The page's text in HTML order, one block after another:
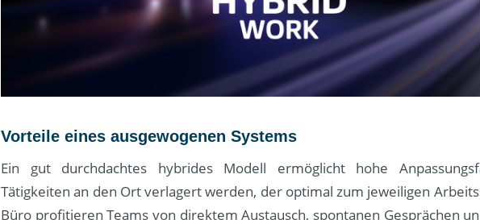
Vorteile eines ausgewogenen Systems
Ein gut durchdachtes hybrides Modell ermöglicht hohe
Tätigkeiten an den Ort verlagert werden, der optimal zum jeweiligen
Büro profitieren Teams von direktem Austausch, spontanen Gesprächen